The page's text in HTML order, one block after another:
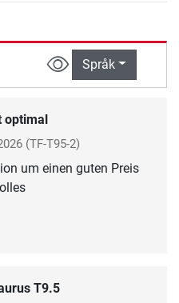
Språk
(TF-T95-2)
um einen guten Preis
T9.5